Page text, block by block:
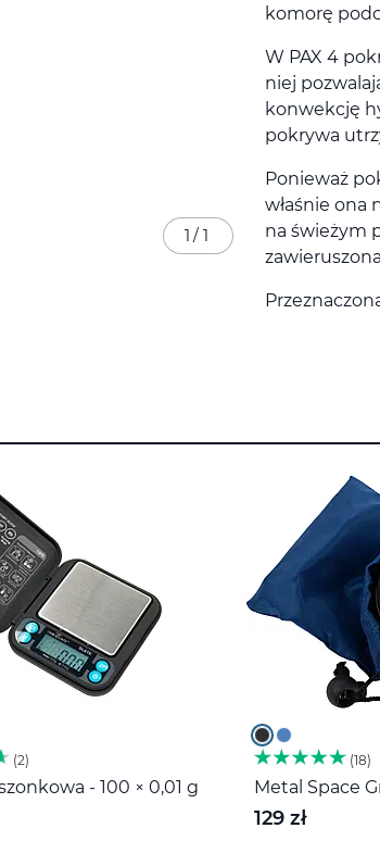
komorę
W PAX 4
niej
konwekcję
pokrywa
Ponieważ
właśnie ona
na świeżym
1 / 1
2
- 100 × 0,01 g
18
Metal Space
129 zł